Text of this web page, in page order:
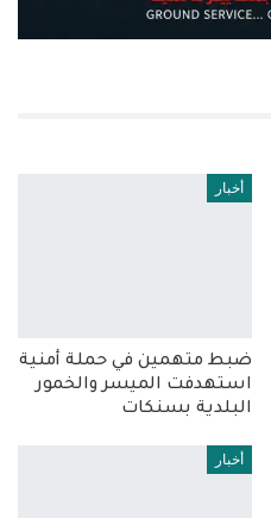
أخبار
ضبط متهمين في حملة أمنية
استهدفت الميسر والخمور
البلدية بسنكات
أخبار